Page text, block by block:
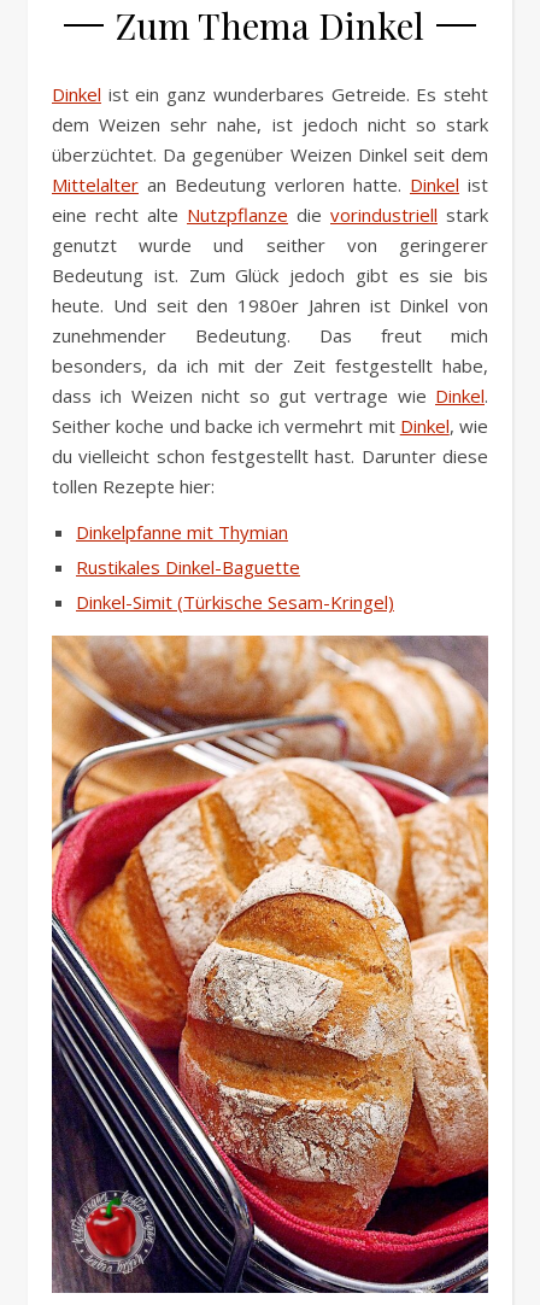
Zum Thema Dinkel
Dinkel ist ein ganz wunderbares Getreide. Es steht
dem Weizen sehr nahe, ist jedoch nicht so stark
überzüchtet. Da gegenüber Weizen Dinkel seit dem
Mittelalter an Bedeutung verloren hatte. Dinkel ist
eine recht alte Nutzpflanze die vorindustriell stark
genutzt wurde und seither von geringerer
Bedeutung ist. Zum Glück jedoch gibt es sie bis
heute. Und seit den 1980er Jahren ist Dinkel von
zunehmender Bedeutung. Das freut mich
besonders, da ich mit der Zeit festgestellt habe,
dass ich Weizen nicht so gut vertrage wie Dinkel.
Seither koche und backe ich vermehrt mit Dinkel, wie
du vielleicht schon festgestellt hast. Darunter diese
tollen Rezepte hier:
Dinkelpfanne mit Thymian
Rustikales Dinkel-Baguette
Dinkel-Simit (Türkische Sesam-Kringel)